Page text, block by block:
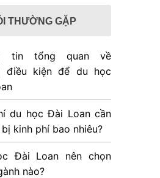
THƯỜNG GẶP
tin tổng quan về
điều kiện để du học
du học Đài Loan cần
kinh phí bao nhiêu?
Đài Loan nên chọn
nào?